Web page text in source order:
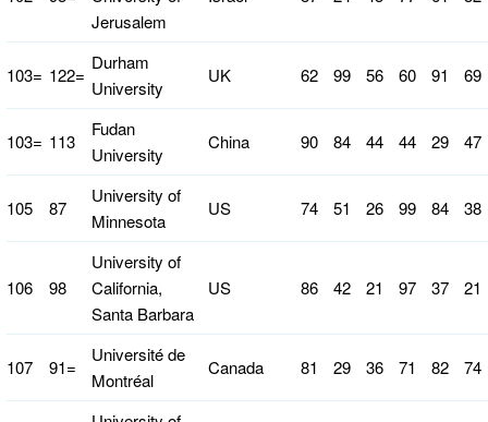
Jerusalem
103= 122=
Durham
University
UK 62 99 56 60 91 69
103= 113
Fudan
University
China 90 84 44 44 29 47
105 87
University of
Minnesota
US 74 51 26 99 84 38
106 98
University of
California,
Santa Barbara
US 86 42 21 97 37 21
107 91=
Université de
Montréal
Canada 81 29 36 71 82 74